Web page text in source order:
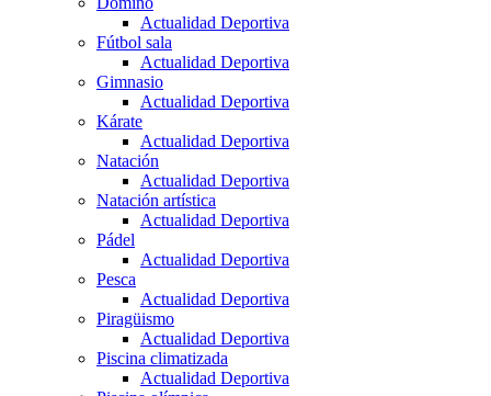
Actualidad Deportiva
Fútbol sala
Actualidad Deportiva
Gimnasio
Actualidad Deportiva
Kárate
Actualidad Deportiva
Natación
Actualidad Deportiva
Natación artística
Actualidad Deportiva
Pádel
Actualidad Deportiva
Pesca
Actualidad Deportiva
Piragüismo
Actualidad Deportiva
Piscina climatizada
Actualidad Deportiva